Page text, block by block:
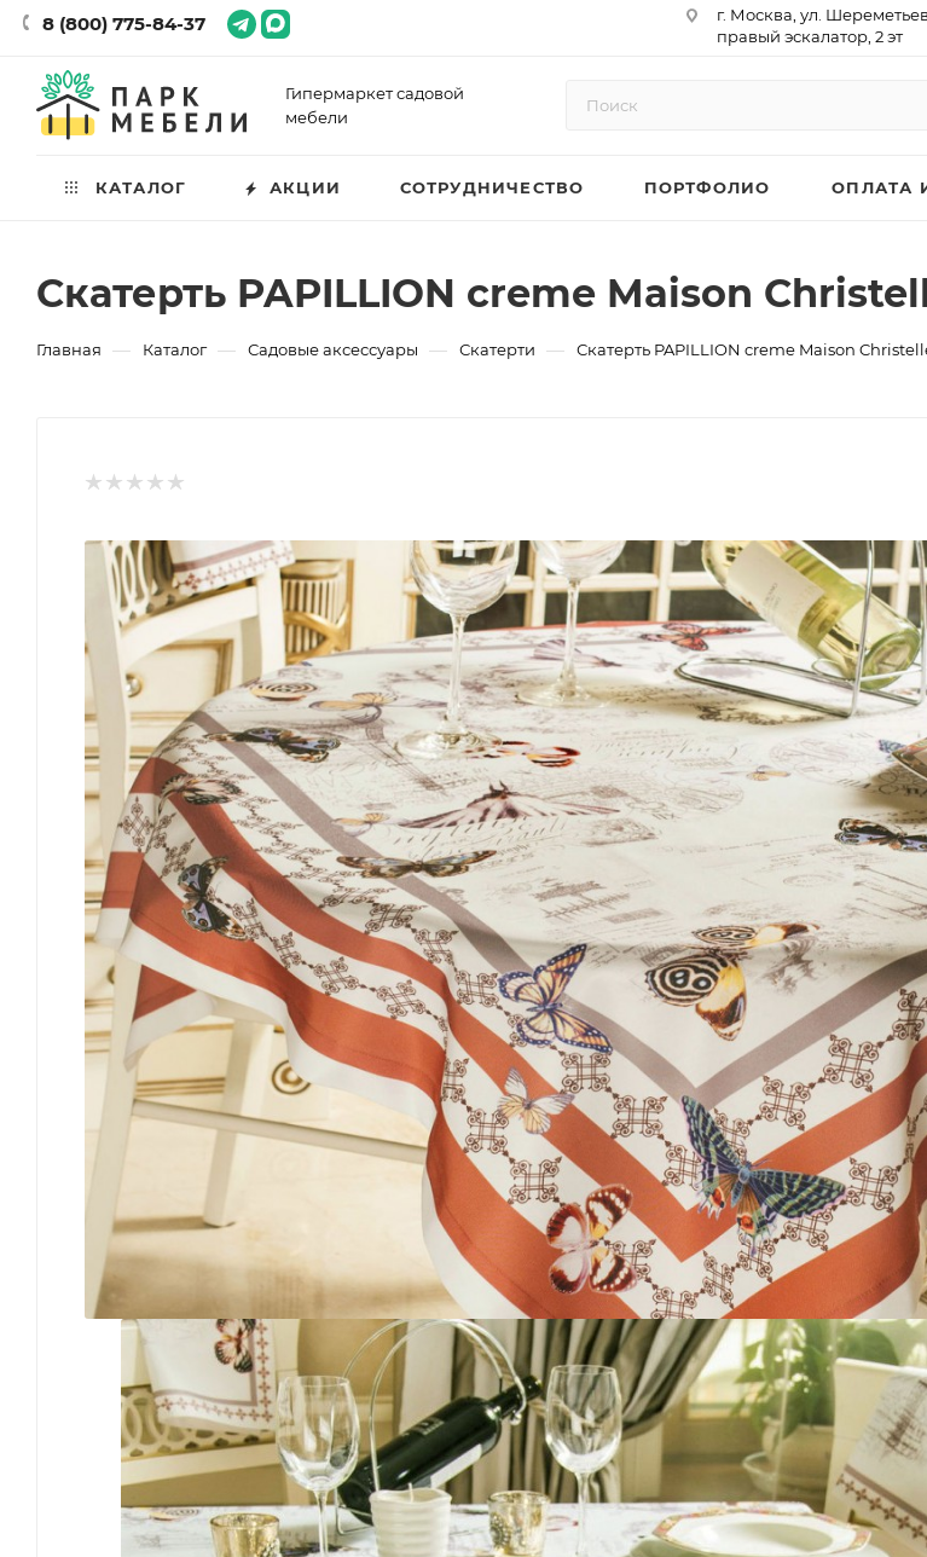
8 (800) 775-84-37
г. Москва, ул.
правый эскалатор, 2 эт
р/сч
Гипермаркет садовой
мебели
КАТАЛОГ АКЦИИ СОТРУДНИЧЕСТВО ПОРТФОЛИО ОПЛАТА
Скатерть PAPILLION creme Maison
Главная — Каталог — Садовые аксессуары — Скатерти — Скатерть PAPILLION creme Maison